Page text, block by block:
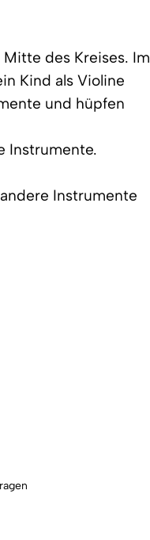
des Kreises. Im
Kind als Violine
und hüpfen
Instrumente.
Instrumente